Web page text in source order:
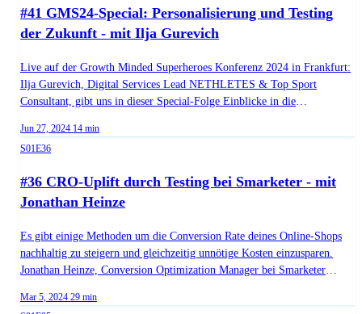
#41 GMS24-Special: Personalisierung und Testing
der Zukunft - mit Ilja Gurevich
Live auf der Growth Minded Superheroes Konferenz 2024 in Frankfurt:
Ilja Gurevich, Digital Services Lead NETHLETES & Top Sport
Consultant, gibt uns in dieser Special-Folge Einblicke in die
und Michael über die Eindrücke und Trends der GMS 2024. Gemeinsam
werfen sie einen Blick darauf, wie innovative Technologien den Markt
diese bestmöglich befriedigen kann. Guest: Ilja Gurevich URL:
https://de.cro.cafe/guest/ilja-gurevich
Published on
Jun 27, 2024 Duration:
14 min
Season 1, Episode 36
S01E36
#36 CRO-Uplift durch Testing bei Smarketer - mit
Jonathan Heinze
Es gibt einige Methoden um die Conversion Rate deines Online-Shops
nachhaltig zu steigern und gleichzeitig unnötige Kosten einzusparen.
Jonathan Heinze, Conversion Optimization Manager bei Smarketer
Conversion Rate zu steigern, was es bei Google Ads zu beachten gibt,
Published on
Mar 5, 2024 Duration:
29 min